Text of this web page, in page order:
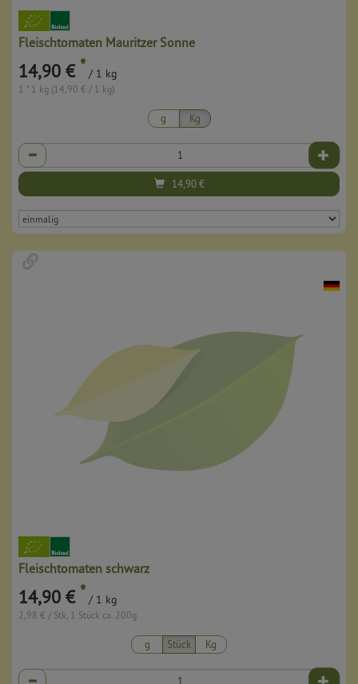
Fleischtomaten Mauritzer Sonne
14,90 € * / 1 kg
1 * 1 kg (14,90 € / 1 kg)
g Kg
Anzahl
14,90€
Fleischtomaten schwarz
14,90 € * / 1 kg
2,98 € / Stk, 1 Stück ca. 200g
g Stück Kg
Anzahl